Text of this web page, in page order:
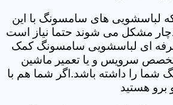
که لباسشویی های سامسونگ با این
مشکل می شوند حتما نیاز است
حرفه ای لباسشویی سامسونگ کمک
تخصص سرویس و یا تعمیر ماشین
شما را داشته باشد.اگر شما هم با
برو هستید